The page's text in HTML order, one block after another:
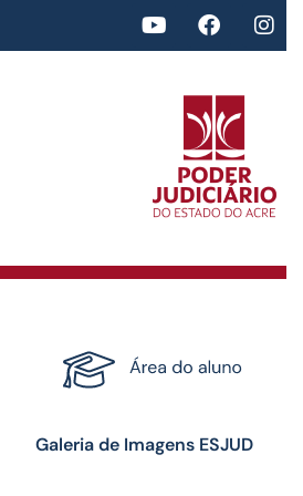
Certificados
Galeria de Imagens ESJUD